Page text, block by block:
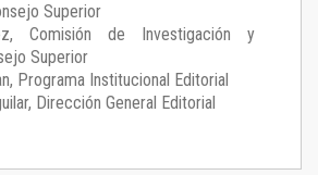
Superior
, Comisión de Investigación y
Superior
Programa Institucional Editorial
Dirección General Editorial